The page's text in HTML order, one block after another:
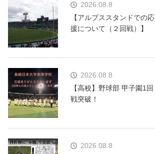
2026.08.8
【アルプススタンドでの応
援について（２回戦）】
2026.08.8
【高校】野球部 甲子園1回
戦突破！
2026.08.8